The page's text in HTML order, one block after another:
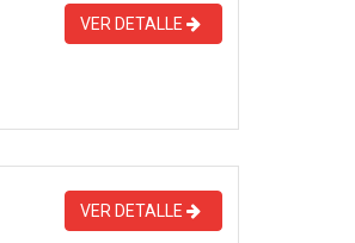
VER DETALLE
VER DETALLE